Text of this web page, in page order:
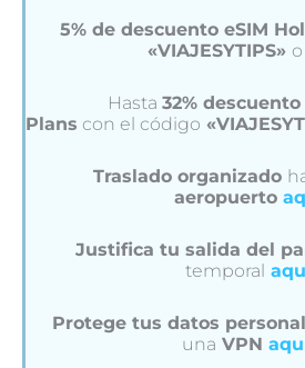
5% de descuento eSIM
«VIAJESYTIPS» o
Hasta32%
Plans con el código
Traslado organizado
aeropuerto
Justifica tu salida del
temporal
Protege tus datos
una VPN